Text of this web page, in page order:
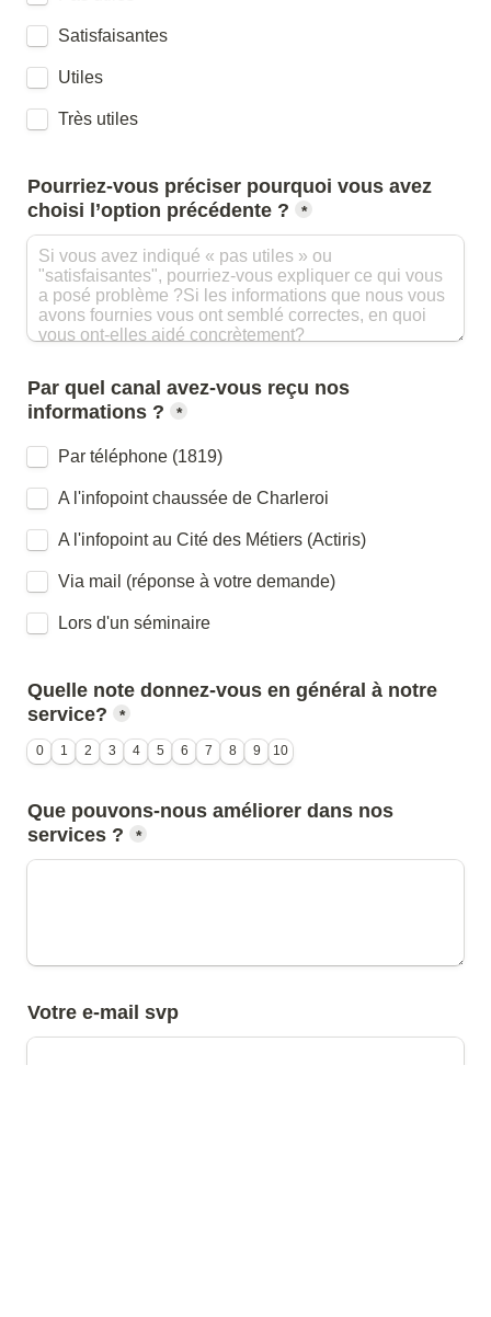
Satisfaisantes
Utiles
Très utiles
Pourriez-vous préciser pourquoi vous avez
*
Par quel canal avez-vous reçu nos
*
Par téléphone (1819)
A l'infopoint chaussée de Charleroi
A l'infopoint au Cité des Métiers (Actiris)
Via mail (réponse à votre demande)
Lors d'un séminaire
Quelle note donnez-vous en général à notre
service?
*
0 1 2 3 4 5 6 7 8 9 10
Que pouvons-nous améliorer dans nos
services ?
*
Votre e-mail svp